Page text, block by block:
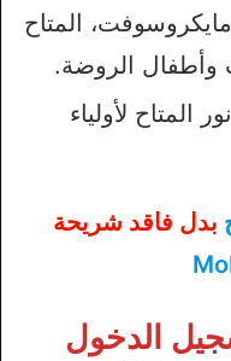
المتاح
وأطفال الروضة.
لأولياء
بدل فاقد شريحة
الدخول